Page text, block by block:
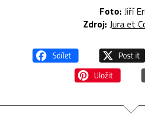
Foto:Jiří
Zdroj:Jura et